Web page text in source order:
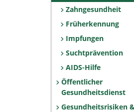
Zahngesundheit
Früherkennung
Impfungen
Suchtprävention
AIDS-Hilfe
Öffentlicher
Gesundheitsdienst
Gesundheitsrisiken